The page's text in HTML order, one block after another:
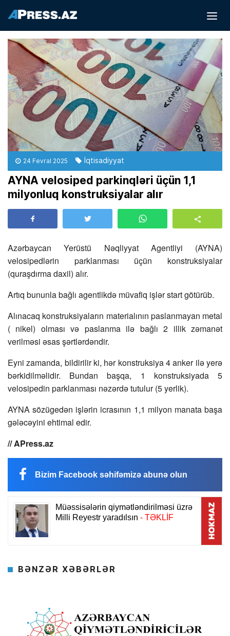
24 Fevral 2025 İqtisadiyyat
AYNA velosiped parkinqləri üçün 1,1
milyonluq konstruksiyalar alır
Azərbaycan Yerüstü Nəqliyyat Agentliyi (AYNA)
velosipedlərin parklanması üçün konstruksiyalar
(quraşdırma daxil) alır.
Artıq bununla bağlı agentlikdə müvafiq işlər start götürüb.
Alınacaq konstruksiyaların materialının paslanmayan metal
( nikel) olması və paslanma ilə bağlı 2 illik zəmanət
verilməsi əsas şərtlərdəndir.
Eyni zamanda, bildirilir ki, hər konstruksiya 4 anker ilə yerə
bərkidilməlidir. Bundan başqa, 1 konstruksiyada 5
velosipedin parklanması nəzərdə tutulur (5 yerlik).
AYNA sözügedən işlərin icrasının 1,1 milyon manata başa
gələcəyini ehtimal edir.
// APress.az
Bizim Facebook səhifəmizə abunə olun
BƏNZƏR XƏBƏRLƏR